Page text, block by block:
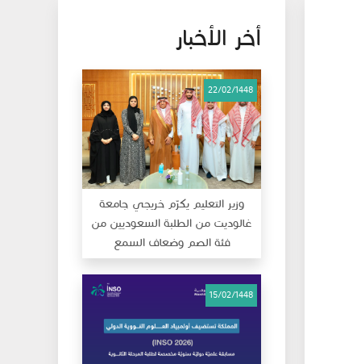
أخر الأخبار
22/02/1448
وزير التعليم يكرّم خريجي جامعة
غالوديت من الطلبة السعوديين من
فئة الصم وضعاف السمع
15/02/1448